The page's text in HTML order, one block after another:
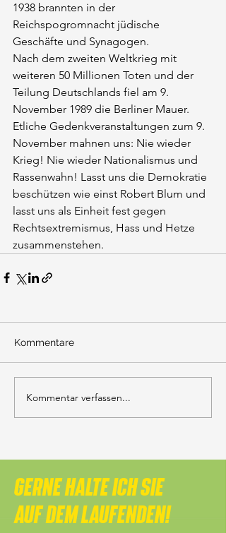
1938 brannten in der
Reichspogromnacht jüdische
Geschäfte und Synagogen.
Nach dem zweiten Weltkrieg mit
weiteren 50 Millionen Toten und der
Teilung Deutschlands fiel am 9.
November 1989 die Berliner Mauer.
Etliche Gedenkveranstaltungen zum 9.
November mahnen uns: Nie wieder
Krieg! Nie wieder Nationalismus und
Rassenwahn! Lasst uns die Demokratie
beschützen wie einst Robert Blum und
lasst uns als Einheit fest gegen
Rechtsextremismus, Hass und Hetze
zusammenstehen.
Kommentare
Kommentar verfassen...
GERNE HALTE ICH SIE
AUF DEM LAUFENDEN!